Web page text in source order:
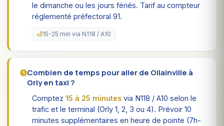
le dimanche ou les jours fériés. Tarif au compteur
réglementé préfectoral 91.
15-25 min via N118 / A10
Combien de temps pour aller de Ollainville à
Orly en taxi ?
Comptez 15 à 25 minutes via N118 / A10 selon le
trafic et le terminal (Orly 1, 2, 3 ou 4). Prévoir 10
minutes supplémentaires en heure de pointe (7h-